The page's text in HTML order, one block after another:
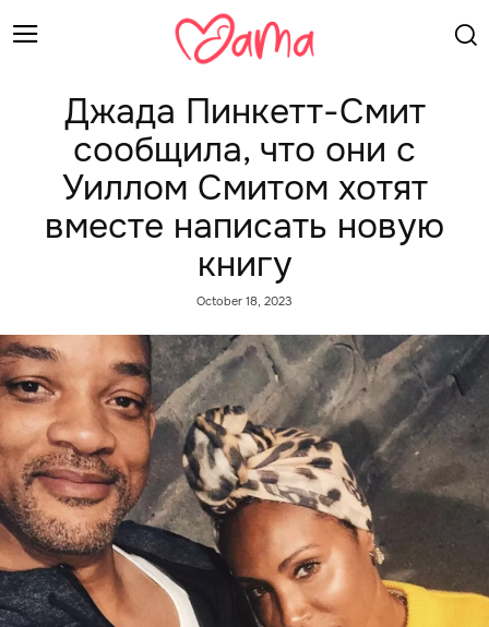
Джада Пинкетт-Смит
сообщила, что они с
Уиллом Смитом хотят
вместе написать новую
книгу
October 18, 2023